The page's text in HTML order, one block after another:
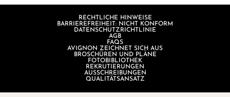
RECHTLICHE HINWEISE
BARRIEREFREIHEIT: NICHT KONFORM
DATENSCHUTZRICHTLINIE
AGB
FAQS
AVIGNON ZEICHNET SICH AUS
BROSCHÜREN UND PLÄNE
FOTOBIBLIOTHEK
REKRUTIERUNGEN
AUSSCHREIBUNGEN
QUALITÄTSANSATZ